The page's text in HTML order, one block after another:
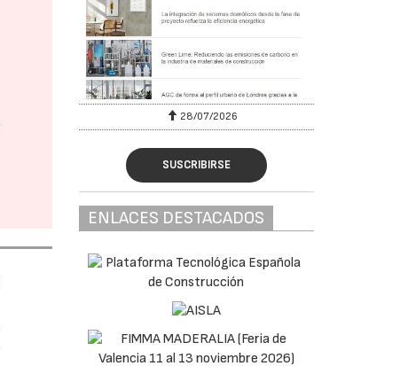
28/07/2026
SUSCRIBIRSE
ENLACES DESTACADOS